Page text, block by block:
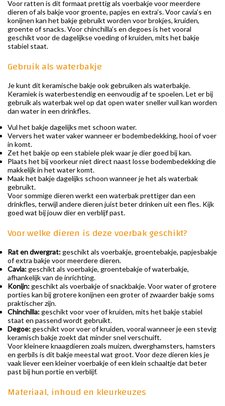
Voor ratten is dit formaat prettig als voerbakje voor meerdere
dieren of als bakje voor groente, papjes en extra’s. Voor cavia’s en
konijnen kan het bakje gebruikt worden voor brokjes, kruiden,
groente of snacks. Voor chinchilla’s en degoes is het vooral
geschikt voor de dagelijkse voeding of kruiden, mits het bakje
stabiel staat.
Gebruik als waterbakje
Je kunt dit keramische bakje ook gebruiken als waterbakje.
Keramiek is waterbestendig en eenvoudig af te spoelen. Let er bij
gebruik als waterbak wel op dat open water sneller vuil kan worden
dan water in een drinkfles.
Vul het bakje dagelijks met schoon water.
Ververs het water vaker wanneer er bodembedekking, hooi of voer
in komt.
Zet het bakje op een stabiele plek waar je dier goed bij kan.
Plaats het bij voorkeur niet direct naast losse bodembedekking die
makkelijk in het water komt.
Maak het bakje dagelijks schoon wanneer je het als waterbak
gebruikt.
Voor sommige dieren werkt een waterbak prettiger dan een
drinkfles, terwijl andere dieren juist beter drinken uit een fles. Kijk
goed wat bij jouw dier en verblijf past.
Voor welke dieren is deze voerbak geschikt?
Rat en dwergrat:geschikt als voerbakje, groentebakje, papjesbakje
of extra bakje voor meerdere dieren.
Cavia:geschikt als voerbakje, groentebakje of waterbakje,
afhankelijk van de inrichting.
Konijn:geschikt als voerbakje of snackbakje. Voor water of grotere
porties kan bij grotere konijnen een groter of zwaarder bakje soms
praktischer zijn.
Chinchilla:geschikt voor voer of kruiden, mits het bakje stabiel
staat en passend wordt gebruikt.
Degoe:geschikt voor voer of kruiden, vooral wanneer je een stevig
keramisch bakje zoekt dat minder snel verschuift.
Voor kleinere knaagdieren zoals muizen, dwerghamsters, hamsters
en gerbils is dit bakje meestal wat groot. Voor deze dieren kies je
vaak liever een kleiner voerbakje of een klein schaaltje dat beter
past bij hun portie en verblijf.
Materiaal, inhoud en kleurkeuzes